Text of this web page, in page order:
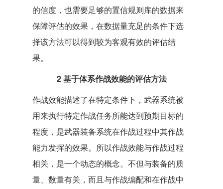
的信度，也需要足够的置信规则库的数据来
保障评估的效果，在数据量充足的条件下选
择该方法可以得到较为客观有效的评估结
果。
2 基于体系作战效能的评估方法
作战效能描述了在特定条件下，武器系统被
用来执行特定作战任务所能达到预期目标的
程度，是武器装备系统在作战过程中其作战
能力发挥的效果。所以作战效能与作战过程
相关，是一个动态的概念。不但与装备的质
量、数量有关，而且与作战编配和在作战中